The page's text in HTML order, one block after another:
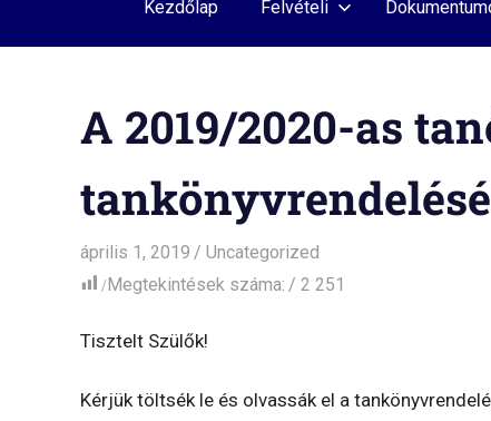
Kezdőlap Felvételi
A 2019/2020-as
április 1, 2019 admin
Uncategorized
Megtekintések száma:
2 251
Tisztelt Szülők!
Kérjük töltsék le és olvassák el a